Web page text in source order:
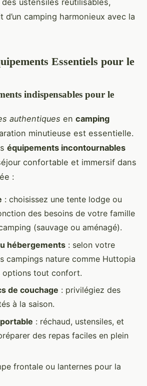
d’un camping harmonieux avec la
Essentiels pour le
indispensables pour le
authentiques en camping
minutieuse est essentielle.
équipements incontournables
confortable et immersif dans
:
: choisissez une tente lodge ou
des besoins de votre famille
(sauvage ou aménagé).
hébergements : selon votre
campings nature comme Huttopia
options tout confort.
de couchage : privilégiez des
à la saison.
: réchaud, ustensiles, et
des repas faciles en plein
frontale ou lanternes pour la